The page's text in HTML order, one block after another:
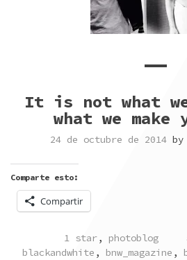
It is not what
what we
24 de octubre de 2014 by
Comparte esto:
Compartir
POSTED
IN
1 star, photoblog
blackandwhite , bnw_magazine ,